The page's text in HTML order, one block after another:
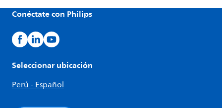
Conéctate con Philips
Seleccionar ubicación
Perú - Español